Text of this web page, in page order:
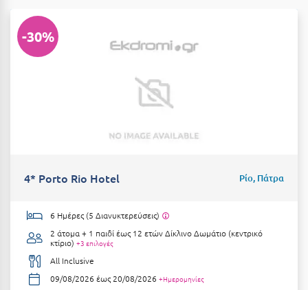
Κόρινθος
Κυλλήνη
Κύμη Ευβοίας
Κυπαρισσία
-30%
4* Porto Rio Hotel Ρίο, Πάτρα
6 Ημέρες (5 Διανυκτερεύσεις)
2 άτομα + 1 παιδί έως 12 ετώνΔίκλινο Δωμάτιο (κεντρικό
κτίριο) +3 επιλογές
All Inclusive
09/08/2026 έως 20/08/2026 +Ημερομηνίες